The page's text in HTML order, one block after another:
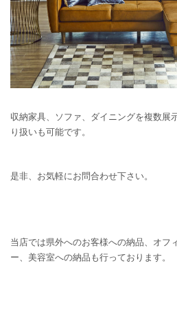
収納家具、ソファ、ダイニングを複数展
り扱いも可能です。
是非、お気軽にお問合わせ下さい。
当店では県外へのお客様への納品、オフ
ー、美容室への納品も行っております。